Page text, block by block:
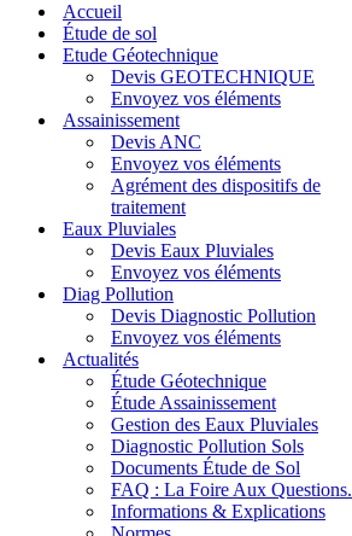
navigationAccueil
Étude de sol
Etude Géotechnique
Devis GEOTECHNIQUE
Envoyez vos éléments
Assainissement
Devis ANC
Envoyez vos éléments
Agrément des dispositifs de
traitement
Eaux Pluviales
Devis Eaux Pluviales
Envoyez vos éléments
Diag Pollution
Devis Diagnostic Pollution
Envoyez vos éléments
Actualités
Étude Géotechnique
Étude Assainissement
Gestion des Eaux Pluviales
Diagnostic Pollution Sols
Documents Étude de Sol
FAQ : La Foire Aux Questions.
Informations & Explications